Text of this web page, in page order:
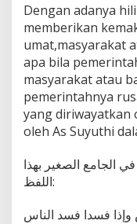
Dengan adanya
memberikan
umat,masyarakat
apa bila
masyarakat atau
pemerintahnya
yang diriwayatkan
oleh As Suyuthi
الجامع الصغير بهذا
اللفظ:
فسدا فسد الناس